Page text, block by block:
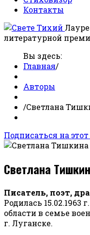
Контакты
литературной
Вы здесь:
Главная/
Авторы
/Светлана
Подписаться на этот
Светлана
Писатель, поэт,
Родилась 15.02.1963
области в семье
г. Луганске.